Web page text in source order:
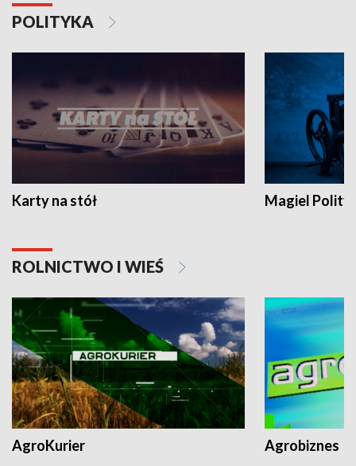
POLITYKA
Karty na stół Magiel
ROLNICTWO I WIEŚ
AgroKurier Agrobiznes